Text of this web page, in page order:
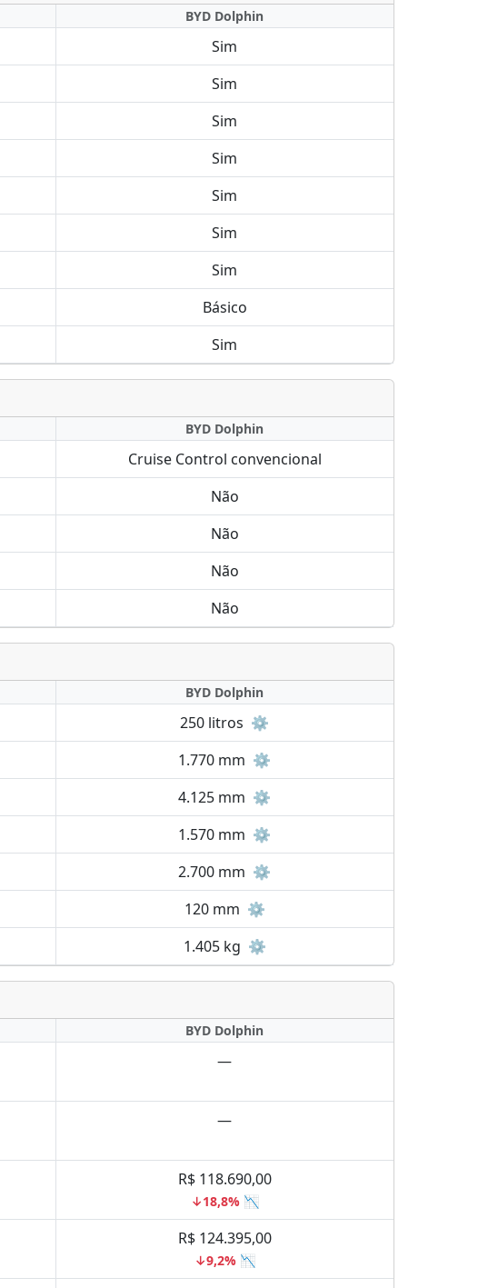
BYD Dolphin
Sim
Sim
Sim
Sim
Sim
Sim
Sim
Básico
Sim
BYD Dolphin
Cruise Control convencional
Não
Não
Não
Não
BYD Dolphin
250 litros ⚙️
1.770 mm ⚙️
4.125 mm ⚙️
1.570 mm ⚙️
2.700 mm ⚙️
120 mm ⚙️
1.405 kg ⚙️
BYD Dolphin
—
—
R$ 118.690,00
↓18,8% 📉
R$ 124.395,00
↓9,2% 📉